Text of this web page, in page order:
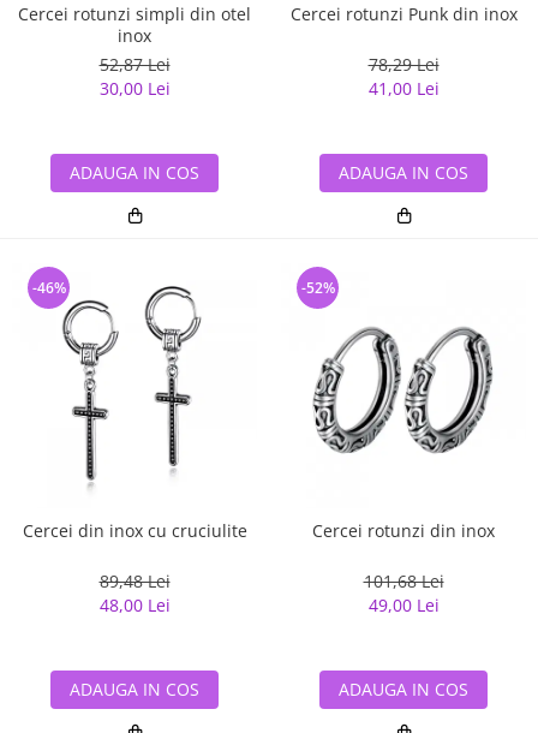
Cercei rotunzi simpli din otel
inox
52,87 Lei
30,00 Lei
ADAUGA IN COS
Cercei rotunzi Punk din inox
78,29 Lei
41,00 Lei
ADAUGA IN COS
Cercei din inox cu cruciulite
89,48 Lei
48,00 Lei
-46%
ADAUGA IN COS
Cercei rotunzi din inox
101,68 Lei
49,00 Lei
-52%
ADAUGA IN COS